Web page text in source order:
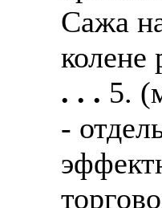
Сажа
колене
. . . 5.
-